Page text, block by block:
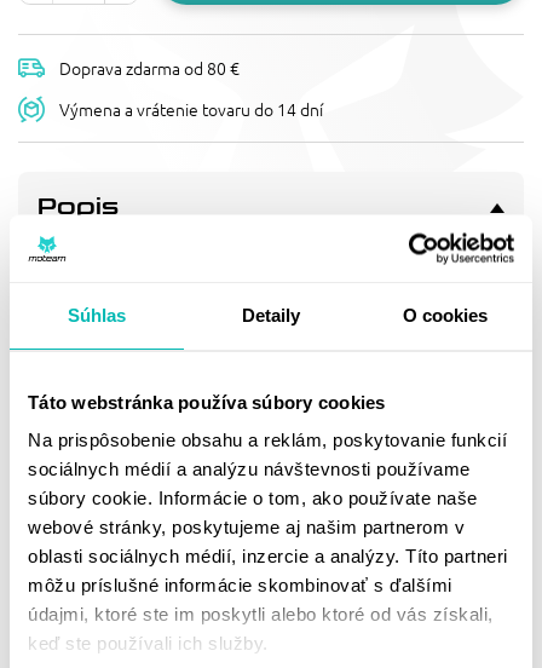
Súhlas Detaily O cookies
Táto webstránka používa súbory cookies
Na prispôsobenie obsahu a reklám, poskytovanie funkcií
sociálnych médií a analýzu návštevnosti používame
súbory cookie. Informácie o tom, ako používate naše
webové stránky, poskytujeme aj našim partnerom v
oblasti sociálnych médií, inzercie a analýzy. Títo partneri
môžu príslušné informácie skombinovať s ďalšími
údajmi, ktoré ste im poskytli alebo ktoré od vás získali,
keď ste používali ich služby.
Doprava zdarma od 80 €
Výmena a vrátenie tovaru do 14 dní
Popis
REŤAZOVÁ ROZETA
ČIERNA 45T, 530
Doprava a vrátenie
MOHLO BY SA VÁM
PÁČIŤ